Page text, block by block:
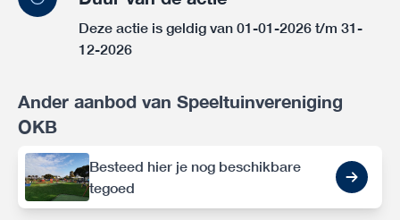
Deze actie is geldig van 01-01-2026 t/m 31-
12-2026
Ander aanbod van Speeltuinvereniging
OKB
Besteed hier je nog beschikbare
tegoed